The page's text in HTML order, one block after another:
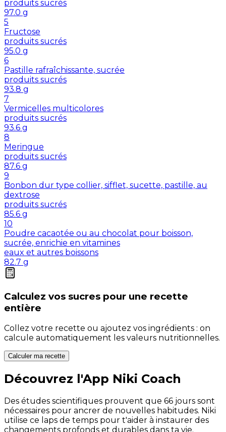
produits sucrés
97.0 g
5
Fructose
produits sucrés
95.0 g
6
Pastille rafraîchissante, sucrée
produits sucrés
93.8 g
7
Vermicelles multicolores
produits sucrés
93.6 g
8
Meringue
produits sucrés
87.6 g
9
Bonbon dur type collier, sifflet, sucette, pastille, au
dextrose
produits sucrés
85.6 g
10
Poudre cacaotée ou au chocolat pour boisson,
sucrée, enrichie en vitamines
eaux et autres boissons
82.7 g
Calculez vos sucres pour une recette
entière
Collez votre recette ou ajoutez vos ingrédients : on
calcule automatiquement les valeurs nutritionnelles.
Calculer ma recette
Découvrez l'App Niki Coach
Des études scientifiques prouvent que 66 jours sont
nécessaires pour ancrer de nouvelles habitudes. Niki
utilise ce laps de temps pour t'aider à instaurer des
changements profonds et durables dans ta vie.